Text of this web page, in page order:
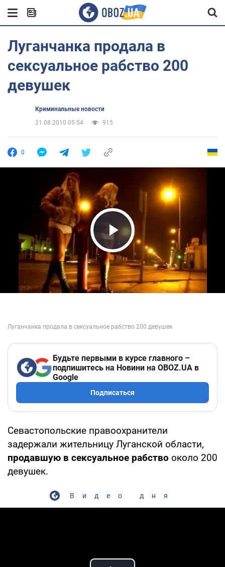
Луганчанка продала в
сексуальное рабство 200
девушек
Криминальные новости
21.08.2010 05:54
915
0
Play Video
Будьте первыми в курсе главного –
подпишитесь на Новини на OBOZ.UA в
Google
Подписаться
Севастопольские правоохранители
задержали жительницу Луганской области,
продавшую в сексуальное рабство около 200
девушек.
Видео дня